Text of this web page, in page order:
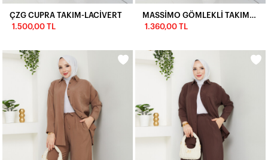
ÇZG CUPRA TAKIM-LACİVERT
1.500,00 TL
1.360,00 TL